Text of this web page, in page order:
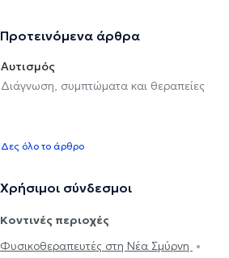
Προτεινόμενα άρθρα
Αυτισμός
Διάγνωση, συμπτώματα και θεραπείες
Δες όλο το άρθρο
Χρήσιμοι σύνδεσμοι
Κοντινές περιοχές
Φυσικοθεραπευτές στη Νέα Σμύρνη